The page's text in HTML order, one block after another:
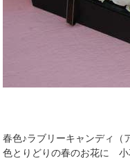
春色♪ラブリーキャンディ（
色とりどりの春のお花に